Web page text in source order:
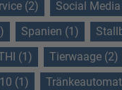
(2)
Social
Spanien (1)
(1)
Tierwaage (2)
(1)